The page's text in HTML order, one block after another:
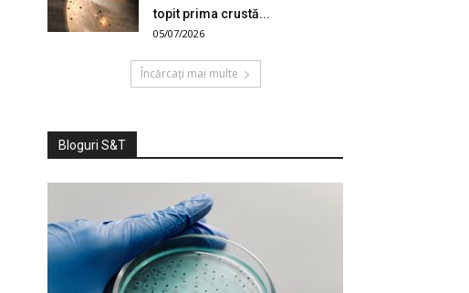
topit prima crustă...
05/07/2026
Încărcați mai multe
Bloguri S&T